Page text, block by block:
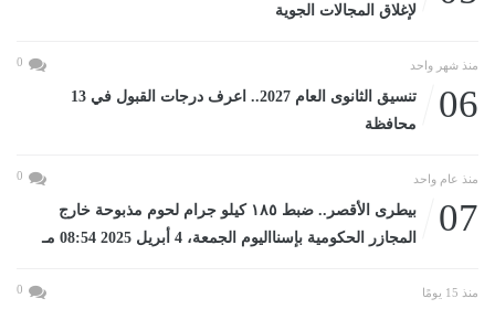
لإغلاق المجالات الجوية
منذ شهر واحد 0
06
تنسيق الثانوى العام 2027.. اعرف درجات القبول في 13
محافظة
منذ عام واحد 0
07
بيطرى الأقصر.. ضبط ١٨٥ كيلو جرام لحوم مذبوحة خارج
المجازر الحكومية بإسنااليوم الجمعة، 4 أبريل 2025 08:54 مـ
منذ 15 يومًا 0